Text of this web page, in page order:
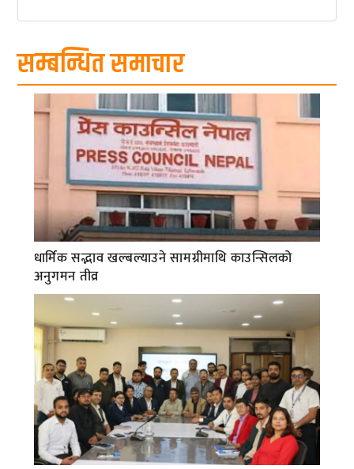
सम्बन्धित समाचार
धार्मिक सद्भाव खल्बल्याउने सामग्रीमाथि काउन्सिलको
अनुगमन तीव्र